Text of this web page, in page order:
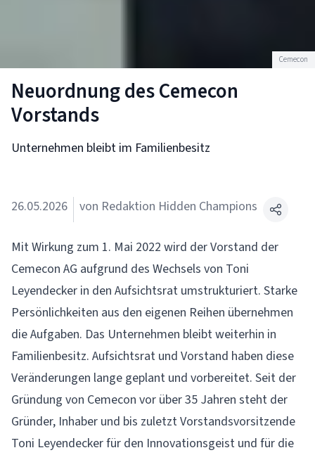
Cemecon
Neuordnung des Cemecon
Vorstands
Unternehmen bleibt im Familienbesitz
26.05.2026 von Redaktion Hidden Champions
Mit Wirkung zum 1. Mai 2022 wird der Vorstand der
Cemecon AG aufgrund des Wechsels von Toni
Leyendecker in den Aufsichtsrat umstrukturiert. Starke
Persönlichkeiten aus den eigenen Reihen übernehmen
die Aufgaben. Das Unternehmen bleibt weiterhin in
Familienbesitz. Aufsichtsrat und Vorstand haben diese
Veränderungen lange geplant und vorbereitet. Seit der
Gründung von Cemecon vor über 35 Jahren steht der
Gründer, Inhaber und bis zuletzt Vorstandsvorsitzende
Toni Leyendecker für den Innovationsgeist und für die